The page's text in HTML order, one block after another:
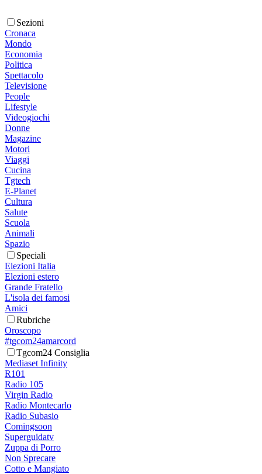
Sezioni
Cronaca
Mondo
Economia
Politica
Spettacolo
Televisione
People
Lifestyle
Videogiochi
Donne
Magazine
Motori
Viaggi
Cucina
Tgtech
E-Planet
Cultura
Salute
Scuola
Animali
Spazio
Speciali
Elezioni Italia
Elezioni estero
Grande Fratello
L'isola dei famosi
Amici
Rubriche
Oroscopo
#tgcom24amarcord
Tgcom24 Consiglia
Mediaset Infinity
R101
Radio 105
Virgin Radio
Radio Montecarlo
Radio Subasio
Comingsoon
Superguidatv
Zuppa di Porro
Non Sprecare
Cotto e Mangiato